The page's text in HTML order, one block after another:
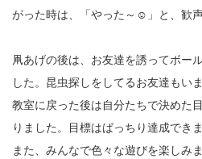
がった時は、「やった～☺」と、歓声
凧あげの後は、お友達を誘ってボー
した。昆虫探しをしてるお友達もいま
教室に戻った後は自分たちで決めた
りました。目標はばっちり達成できま
また、みんなで色々な遊びを楽しみ